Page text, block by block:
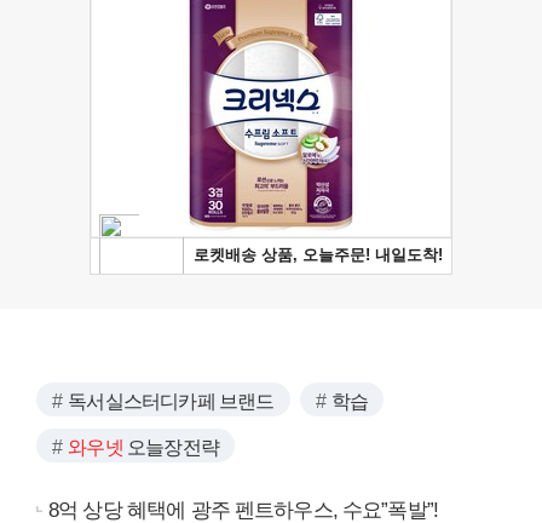
독서실스터디카페 브랜드 학습
와우넷 오늘장전략
8억 상당 혜택에 광주 펜트하우스, 수요”폭발”!